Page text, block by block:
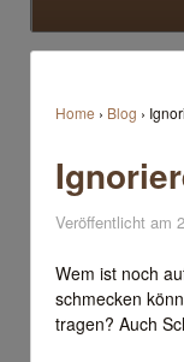
Home › Blog ›
Veröffentlicht am
Wem ist noch
schmecken
tragen? Auch